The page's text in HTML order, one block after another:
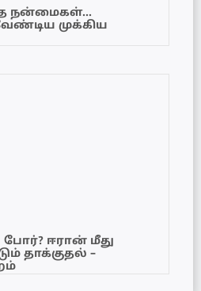
நன்மைகள்…
முக்கிய
போர்? ஈரான் மீது
தாக்குதல் –